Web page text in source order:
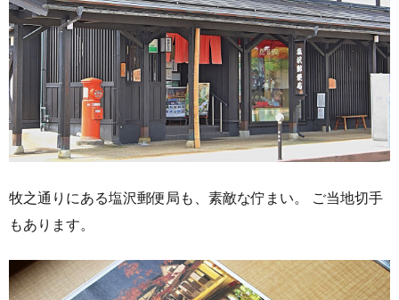
牧之通りにある塩沢郵便局も、素敵な佇まい。 ご当地切手
もあります。